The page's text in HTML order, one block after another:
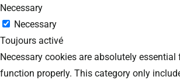
Necessary
Necessary
Toujours activé
Necessary cookies are absolutely
function properly. This category only